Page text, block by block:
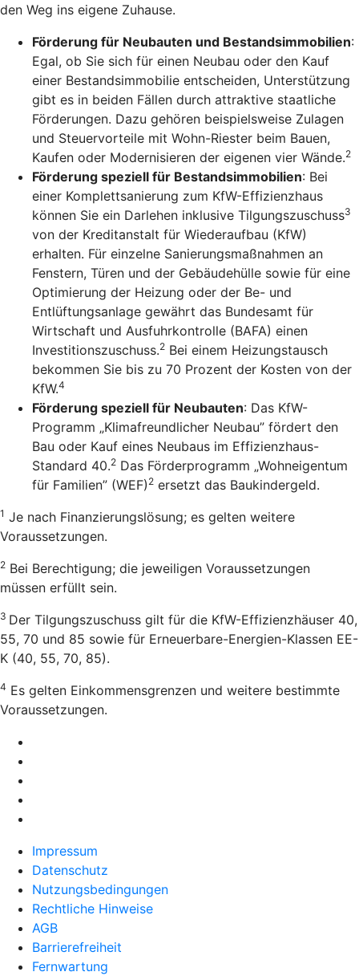
den Weg ins eigene Zuhause.
Förderung für Neubauten und Bestandsimmobilien:
Egal, ob Sie sich für einen Neubau oder den Kauf
einer Bestandsimmobilie entscheiden, Unterstützung
gibt es in beiden Fällen durch attraktive staatliche
Förderungen. Dazu gehören beispielsweise Zulagen
und Steuervorteile mit Wohn-Riester beim Bauen,
Kaufen oder Modernisieren der eigenen vier Wände.2
Förderung speziell für Bestandsimmobilien: Bei
einer Komplettsanierung zum KfW-Effizienzhaus
können Sie ein Darlehen inklusive Tilgungszuschuss3
von der Kreditanstalt für Wiederaufbau (KfW)
erhalten. Für einzelne Sanierungsmaßnahmen an
Fenstern, Türen und der Gebäudehülle sowie für eine
Optimierung der Heizung oder der Be- und
Entlüftungsanlage gewährt das Bundesamt für
Wirtschaft und Ausfuhrkontrolle (BAFA) einen
Investitionszuschuss.2 Bei einem Heizungstausch
bekommen Sie bis zu 70 Prozent der Kosten von der
KfW.4
Förderung speziell für Neubauten: Das KfW-
Programm „Klimafreundlicher Neubau” fördert den
Bau oder Kauf eines Neubaus im Effizienzhaus-
Standard 40.2 Das Förderprogramm „Wohneigentum
für Familien” (WEF) 2 ersetzt das Baukindergeld.
1 Je nach Finanzierungslösung; es gelten weitere
Voraussetzungen.
2 Bei Berechtigung; die jeweiligen Voraussetzungen
müssen erfüllt sein.
3 Der Tilgungszuschuss gilt für die KfW-Effizienzhäuser 40,
55, 70 und 85 sowie für Erneuerbare-Energien-Klassen EE-
K (40, 55, 70, 85).
4 Es gelten Einkommensgrenzen und weitere bestimmte
Voraussetzungen.
Impressum
Datenschutz
Nutzungsbedingungen
Rechtliche Hinweise
AGB
Barrierefreiheit
Fernwartung